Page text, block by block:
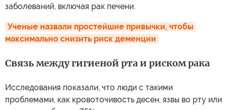
заболеваний, включая рак печени.
Ученые назвали простейшие привычки, чтобы
максимально снизить риск деменции
Связь между гигиеной рта и риском рака
Исследования показали, что люди с такими
проблемами, как кровоточивость десен, язвы во рту или